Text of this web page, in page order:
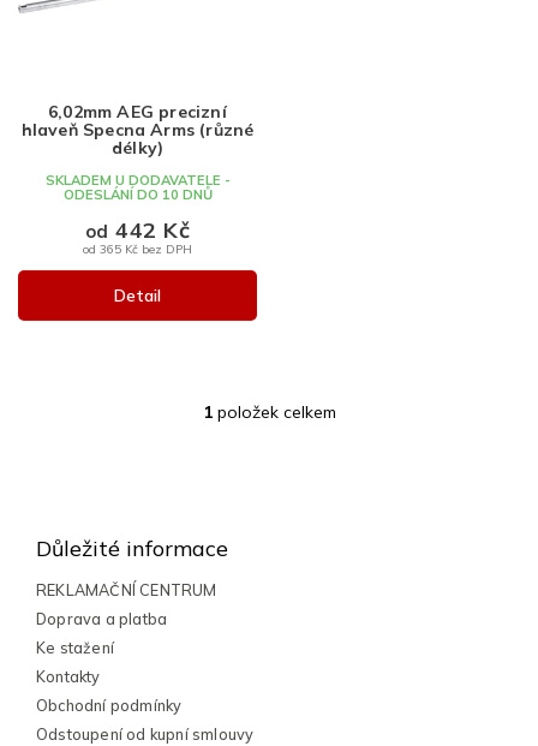
p
u
6,02mm AEG precizní
hlaveň Specna Arms (různé
délky)
SKLADEM U DODAVATELE -
ODESLÁNÍ DO 10 DNŮ
od 365 Kč bez DPH
od 442 Kč
Detail
O
1položek celkem
Důležité informace
REKLAMAČNÍ CENTRUM
Doprava a platba
Ke stažení
Kontakty
Obchodní podmínky
Odstoupení od kupní smlouvy